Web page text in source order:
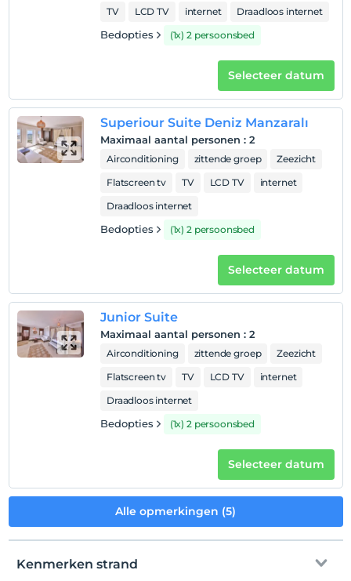
TV
LCD TV internet Draadloos internet
Bedopties (1x) 2 persoonsbed
Selecteer datum
Superiour Suite Deniz Manzaralı
Maximaal aantal personen : 2
Airconditioning zittende groep
Zeezicht
Flatscreen tv
TV LCD TV
internet
Draadloos internet
Bedopties (1x) 2 persoonsbed
Selecteer datum
Junior Suite
Maximaal aantal personen : 2
Airconditioning zittende groep
Zeezicht
Flatscreen tv
TV LCD TV
internet
Draadloos internet
Bedopties (1x) 2 persoonsbed
Selecteer datum
Alle opmerkingen (5)
Kenmerken strand